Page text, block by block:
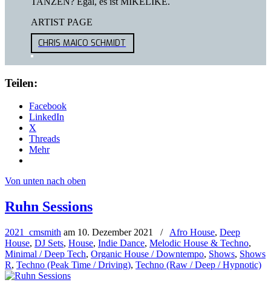
ARTIST PAGE
CHRIS MAICO SCHMIDT
Teilen:
Facebook
LinkedIn
X
Threads
Mehr
Von unten nach oben
Ruhn Sessions
2021_cmsmith am 10. Dezember 2021 / Afro House, Deep
House, DJ Sets, House, Indie Dance, Melodic House & Techno,
Minimal / Deep Tech, Organic House / Downtempo, Shows, Shows
R, Techno (Peak Time / Driving), Techno (Raw / Deep / Hypnotic)